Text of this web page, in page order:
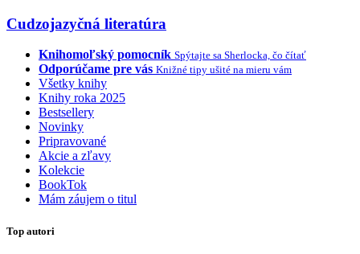
Cudzojazyčná literatúra
Knihomoľský pomocník Spýtajte sa Sherlocka, čo čítať
Odporúčame pre vás Knižné tipy ušité na mieru vám
Všetky knihy
Knihy roka 2025
Bestsellery
Novinky
Pripravované
Akcie a zľavy
Kolekcie
BookTok
Mám záujem o titul
Top autori